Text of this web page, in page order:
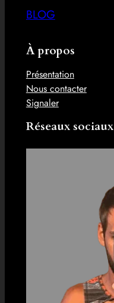
BLOG
À propos
Présentation
Nous contacter
Signaler
Réseaux sociaux